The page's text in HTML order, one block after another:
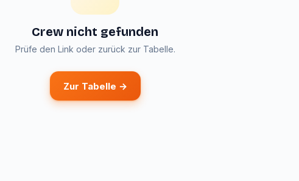
Crew nicht gefunden
Prüfe den Link oder zurück zur Tabelle.
Zur Tabelle →